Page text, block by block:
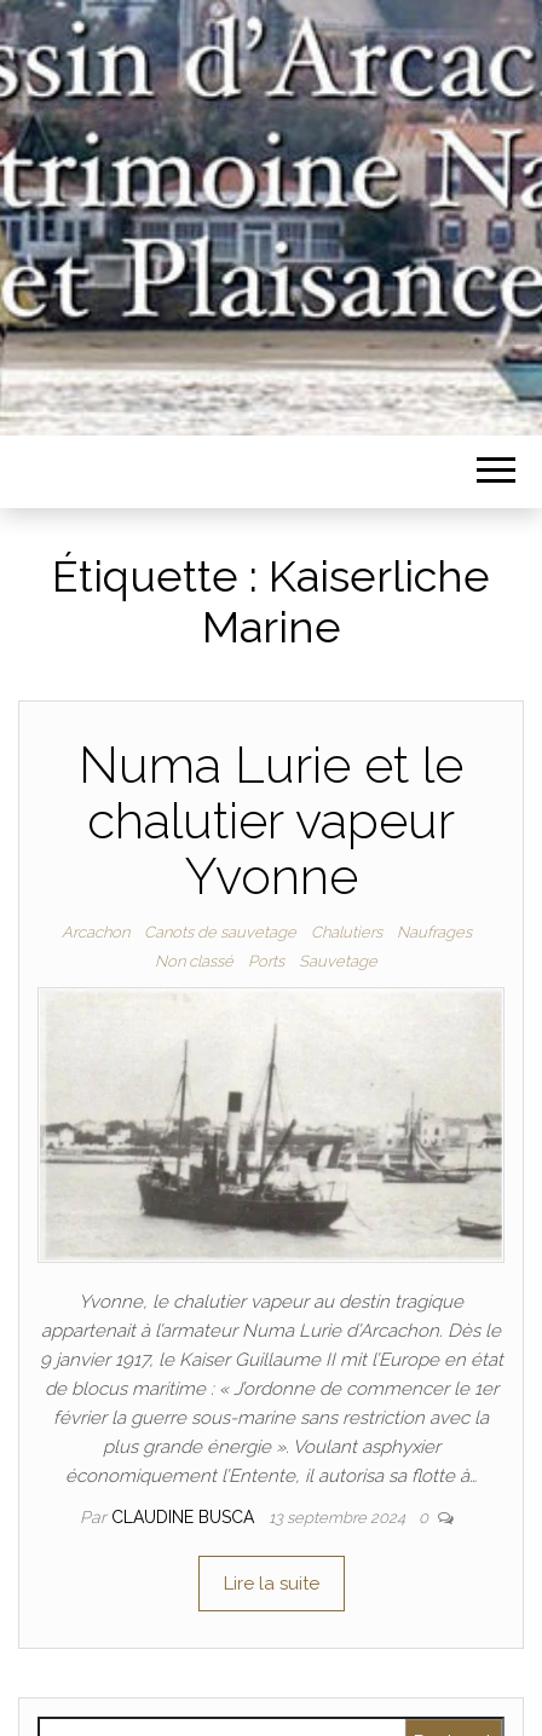
BASSIN
D'ARCACHON,
PATRIMOINE
NAVAL ET
PLAISANCE
Un site pour les inconditionnels des
bateaux et de l'histoire du bassin
d'Arcachon
Étiquette : Kaiserliche
Marine
Numa Lurie et le
chalutier vapeur
Yvonne
Arcachon Canots de sauvetage Chalutiers
Naufrages
Non classé
Ports Sauvetage
Yvonne, le chalutier vapeur au destin tragique
appartenait à l’armateur Numa Lurie d’Arcachon. Dès le
9 janvier 1917, le Kaiser Guillaume II mit l’Europe en état
de blocus maritime : « J’ordonne de commencer le 1er
février la guerre sous-marine sans restriction avec la
plus grande énergie ». Voulant asphyxier
économiquement l’Entente, il autorisa sa flotte à…
Par CLAUDINE BUSCA 13 septembre 2024 0
Lire la suite